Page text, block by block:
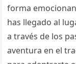
forma
has llegado al
a través de los
aventura en el